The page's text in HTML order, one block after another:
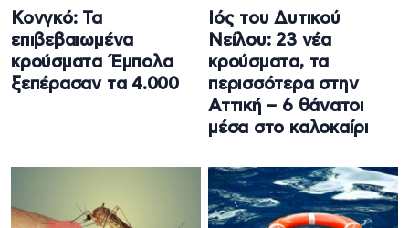
Κονγκό: Τα
επιβεβαιωμένα
κρούσματα Έμπολα
ξεπέρασαν τα 4.000
Ιός του Δυτικού
Νείλου: 23 νέα
κρούσματα, τα
περισσότερα στην
Αττική – 6 θάνατοι
μέσα στο καλοκαίρι